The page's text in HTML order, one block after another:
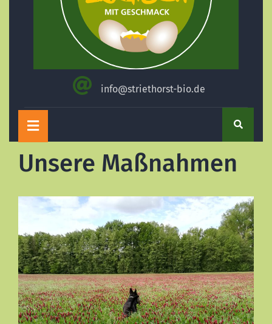
info@striethorst-bio.de
Open
Button
Unsere Maßnahmen